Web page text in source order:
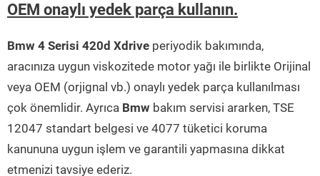
OEM onaylı yedek parça kullanın.
Bmw 4 Serisi 420d Xdrive periyodik bakımında,
aracınıza uygun viskozitede motor yağı ile birlikte Orijinal
veya OEM (orjignal vb.) onaylı yedek parça kullanılması
çok önemlidir. Ayrıca Bmw bakım servisi ararken, TSE
12047 standart belgesi ve 4077 tüketici koruma
kanununa uygun işlem ve garantili yapmasına dikkat
etmenizi tavsiye ederiz.